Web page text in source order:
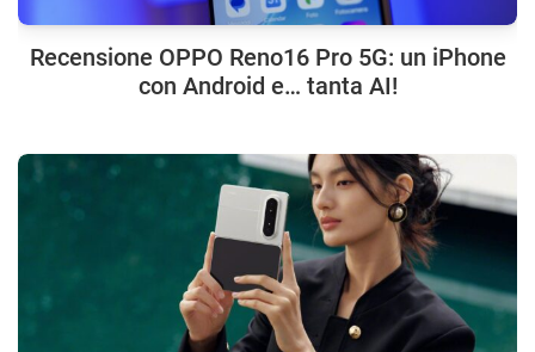
Recensione OPPO Reno16 Pro 5G: un iPhone
con Android e… tanta AI!